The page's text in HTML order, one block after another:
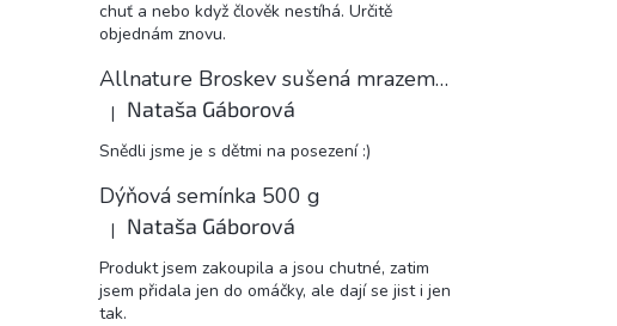
chuť a nebo když člověk nestíhá. Určitě
objednám znovu.
Allnature Broskev sušená mrazem plátky, 15 g
Hodnocení produktu je 5 z 5 hvězdiček.
| Nataša Gáborová
Snědli jsme je s dětmi na posezení :)
Dýňová semínka 500 g
Hodnocení produktu je 5 z 5 hvězdiček.
| Nataša Gáborová
Produkt jsem zakoupila a jsou chutné, zatim
jsem přidala jen do omáčky, ale dají se jist i jen
tak.